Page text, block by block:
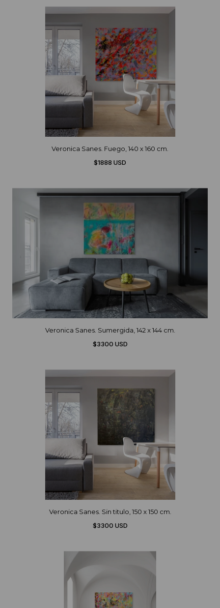
Veronica Sanes. Fuego, 140 x 160 cm.
$1888 USD
Veronica Sanes. Sumergida, 142 x 144 cm.
$3300 USD
Veronica Sanes. Sin titulo, 150 x 150 cm.
$3300 USD